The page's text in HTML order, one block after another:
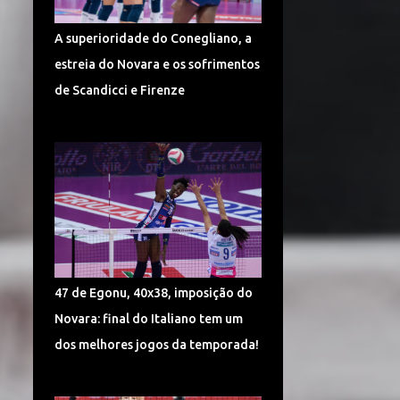
TURQUIA VÔLEI DÍNAMO KAZAN
MUNDIAL DE VÔLEI 2018
CEV CHAMPIONS LEAGUE
CORÉIA DO SUL
SUPERLIGA 2017/2018
CAMPONESA MINAS POLÔNIA
SÉRVIA VÔLEI
SUPERLIGA FEMININA DE VÔLEI
A superioridade do Conegliano, a
estreia do Novara e os sofrimentos
de Scandicci e Firenze
47 de Egonu, 40x38, imposição do
Novara: final do Italiano tem um
dos melhores jogos da temporada!